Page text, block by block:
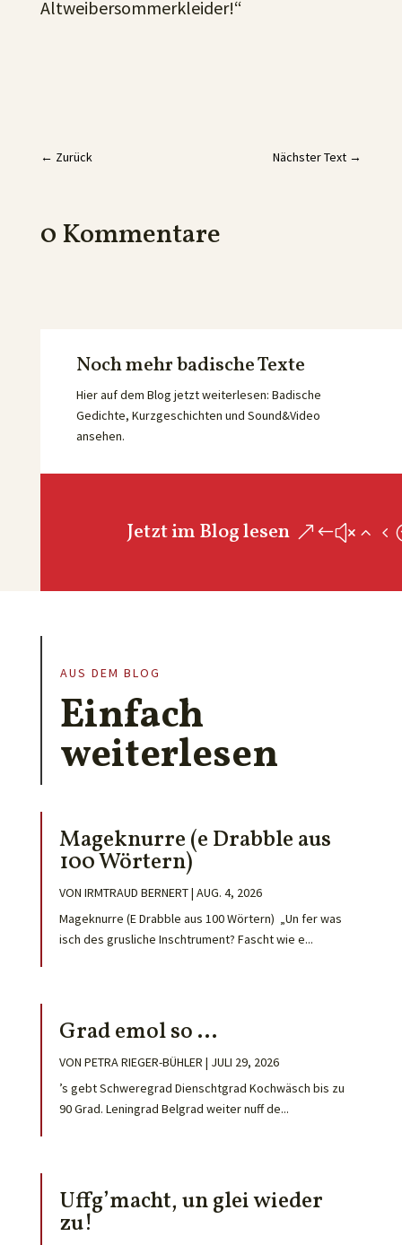
Altweibersommerkleider!“
← Zurück Nächster Text →
0 Kommentare
Noch mehr badische Texte
Hier auf dem Blog jetzt weiterlesen: Badische
Gedichte, Kurzgeschichten und Sound&Video
ansehen.
Jetzt im Blog lesen
AUS DEM BLOG
Einfach
weiterlesen
Mageknurre (e Drabble aus
100 Wörtern)
VON IRMTRAUD BERNERT| AUG. 4, 2026
Mageknurre (E Drabble aus 100 Wörtern) „Un fer was
isch des grusliche Inschtrument? Fascht wie e...
Grad emol so …
VON PETRA RIEGER-BÜHLER | JULI 29, 2026
’s gebt Schweregrad Dienschtgrad Kochwäsch bis zu
90 Grad. Leningrad Belgrad weiter nuff de...
Uffg’macht, un glei wieder
zu!